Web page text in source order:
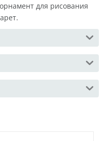
для рисования